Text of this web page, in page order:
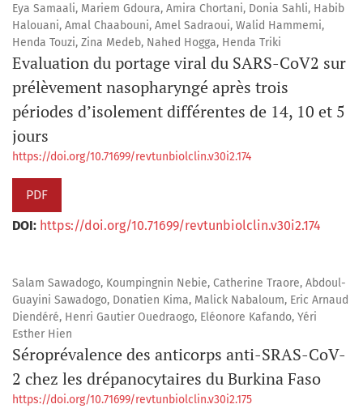
Eya Samaali, Mariem Gdoura, Amira Chortani, Donia Sahli, Habib
Halouani, Amal Chaabouni, Amel Sadraoui, Walid Hammemi,
Henda Touzi, Zina Medeb, Nahed Hogga, Henda Triki
Evaluation du portage viral du SARS-CoV2 sur
prélèvement nasopharyngé après trois
périodes d’isolement différentes de 14, 10 et 5
jours
https://doi.org/10.71699/revtunbiolclin.v30i2.174
PDF
DOI: https://doi.org/10.71699/revtunbiolclin.v30i2.174
Salam Sawadogo, Koumpingnin Nebie, Catherine Traore, Abdoul-
Guayini Sawadogo, Donatien Kima, Malick Nabaloum, Eric Arnaud
Diendéré, Henri Gautier Ouedraogo, Eléonore Kafando, Yéri
Esther Hien
Séroprévalence des anticorps anti-SRAS-CoV-
2 chez les drépanocytaires du Burkina Faso
https://doi.org/10.71699/revtunbiolclin.v30i2.175